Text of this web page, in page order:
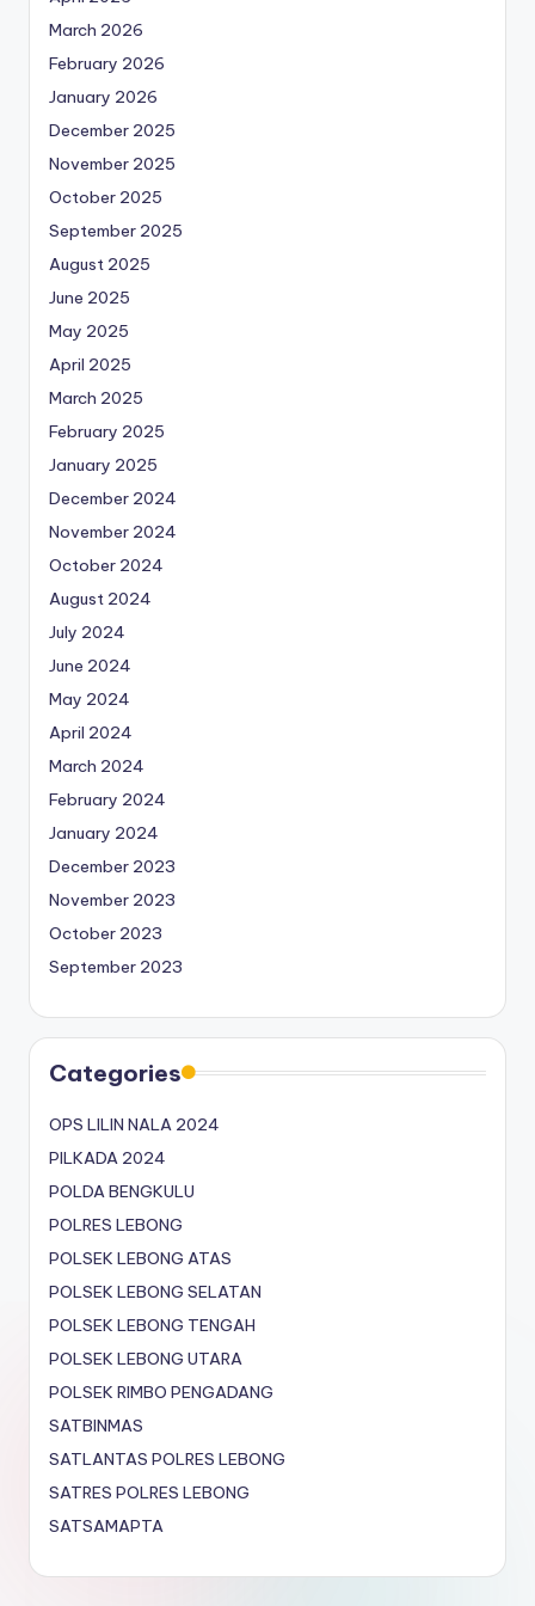
March 2026
February 2026
January 2026
December 2025
November 2025
October 2025
September 2025
August 2025
June 2025
May 2025
April 2025
March 2025
February 2025
January 2025
December 2024
November 2024
October 2024
August 2024
July 2024
June 2024
May 2024
April 2024
March 2024
February 2024
January 2024
December 2023
November 2023
October 2023
September 2023
Categories
OPS LILIN NALA 2024
PILKADA 2024
POLDA BENGKULU
POLRES LEBONG
POLSEK LEBONG ATAS
POLSEK LEBONG SELATAN
POLSEK LEBONG TENGAH
POLSEK LEBONG UTARA
POLSEK RIMBO PENGADANG
SATBINMAS
SATLANTAS POLRES LEBONG
SATRES POLRES LEBONG
SATSAMAPTA